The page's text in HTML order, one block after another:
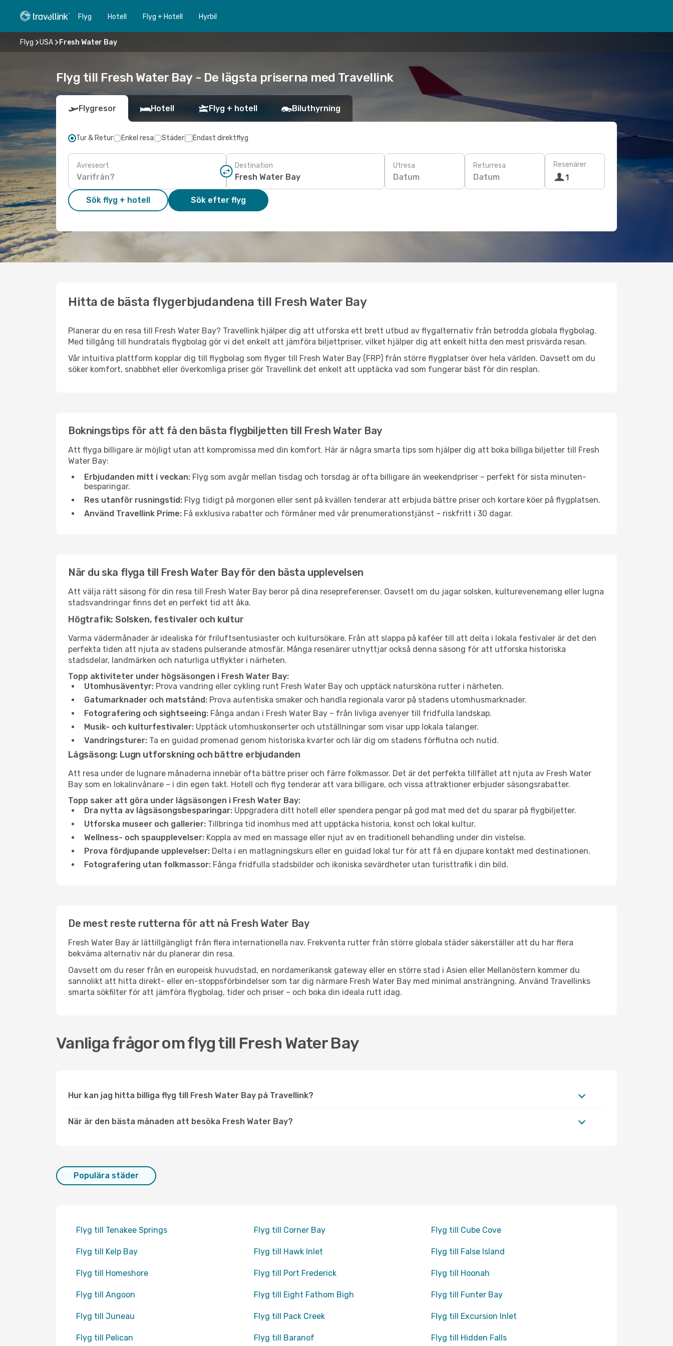
Flyg Hotell Flyg + Hotell Hyrbil
Flyg USA Fresh Water Bay
Flyg till Fresh Water Bay - De lägsta priserna med Travellink
Flygresor Hotell Flyg + hotell Biluthyrning
Tur & Retur Enkel resa Städer Endast direktflyg
Avreseort Destination Utresa
Datum
Returresa
Datum
Resenärer
1
Sök flyg + hotell Sök efter flyg
Hitta de bästa flygerbjudandena till Fresh Water Bay
Planerar du en resa till Fresh Water Bay? Travellink hjälper dig att utforska ett brett utbud av flygalternativ från betrodda globala flygbolag.
Med tillgång till hundratals flygbolag gör vi det enkelt att jämföra biljettpriser, vilket hjälper dig att enkelt hitta den mest prisvärda resan.
Vår intuitiva plattform kopplar dig till flygbolag som flyger till Fresh Water Bay (FRP) från större flygplatser över hela världen. Oavsett om du
söker komfort, snabbhet eller överkomliga priser gör Travellink det enkelt att upptäcka vad som fungerar bäst för din resplan.
Bokningstips för att få den bästa flygbiljetten till Fresh Water Bay
Att flyga billigare är möjligt utan att kompromissa med din komfort. Här är några smarta tips som hjälper dig att boka billiga biljetter till Fresh
Water Bay:
Erbjudanden mitt i veckan: Flyg som avgår mellan tisdag och torsdag är ofta billigare än weekendpriser – perfekt för sista minuten-
besparingar.
Res utanför rusningstid: Flyg tidigt på morgonen eller sent på kvällen tenderar att erbjuda bättre priser och kortare köer på flygplatsen.
Använd Travellink Prime: Få exklusiva rabatter och förmåner med vår prenumerationstjänst – riskfritt i 30 dagar.
När du ska flyga till Fresh Water Bay för den bästa upplevelsen
Att välja rätt säsong för din resa till Fresh Water Bay beror på dina resepreferenser. Oavsett om du jagar solsken, kulturevenemang eller lugna
stadsvandringar finns det en perfekt tid att åka.
Högtrafik: Solsken, festivaler och kultur
Varma vädermånader är idealiska för friluftsentusiaster och kultursökare. Från att slappa på kaféer till att delta i lokala festivaler är det den
perfekta tiden att njuta av stadens pulserande atmosfär. Många resenärer utnyttjar också denna säsong för att utforska historiska
stadsdelar, landmärken och naturliga utflykter i närheten.
Topp aktiviteter under högsäsongen i Fresh Water Bay:
Utomhusäventyr: Prova vandring eller cykling runt Fresh Water Bay och upptäck natursköna rutter i närheten.
Gatumarknader och matstånd: Prova autentiska smaker och handla regionala varor på stadens utomhusmarknader.
Fotografering och sightseeing: Fånga andan i Fresh Water Bay – från livliga avenyer till fridfulla landskap.
Musik- och kulturfestivaler: Upptäck utomhuskonserter och utställningar som visar upp lokala talanger.
Vandringsturer: Ta en guidad promenad genom historiska kvarter och lär dig om stadens förflutna och nutid.
Lågsäsong: Lugn utforskning och bättre erbjudanden
Att resa under de lugnare månaderna innebär ofta bättre priser och färre folkmassor. Det är det perfekta tillfället att njuta av Fresh Water
Bay som en lokalinvånare – i din egen takt. Hotell och flyg tenderar att vara billigare, och vissa attraktioner erbjuder säsongsrabatter.
Topp saker att göra under lågsäsongen i Fresh Water Bay:
Dra nytta av lågsäsongsbesparingar: Uppgradera ditt hotell eller spendera pengar på god mat med det du sparar på flygbiljetter.
Utforska museer och gallerier: Tillbringa tid inomhus med att upptäcka historia, konst och lokal kultur.
Wellness- och spaupplevelser: Koppla av med en massage eller njut av en traditionell behandling under din vistelse.
Prova fördjupande upplevelser: Delta i en matlagningskurs eller en guidad lokal tur för att få en djupare kontakt med destinationen.
Fotografering utan folkmassor: Fånga fridfulla stadsbilder och ikoniska sevärdheter utan turisttrafik i din bild.
De mest reste rutterna för att nå Fresh Water Bay
Fresh Water Bay är lättillgängligt från flera internationella nav. Frekventa rutter från större globala städer säkerställer att du har flera
bekväma alternativ när du planerar din resa.
Oavsett om du reser från en europeisk huvudstad, en nordamerikansk gateway eller en större stad i Asien eller Mellanöstern kommer du
sannolikt att hitta direkt- eller en-stoppsförbindelser som tar dig närmare Fresh Water Bay med minimal ansträngning. Använd Travellinks
smarta sökfilter för att jämföra flygbolag, tider och priser – och boka din ideala rutt idag.
Vanliga frågor om flyg till Fresh Water Bay
Hur kan jag hitta billiga flyg till Fresh Water Bay på Travellink?
När är den bästa månaden att besöka Fresh Water Bay?
Populära städer
Flyg till Tenakee Springs Flyg till Corner Bay Flyg till Cube Cove
Flyg till Kelp Bay Flyg till Hawk Inlet Flyg till False Island
Flyg till Homeshore Flyg till Port Frederick Flyg till Hoonah
Flyg till Angoon Flyg till Eight Fathom Bigh Flyg till Funter Bay
Flyg till Juneau Flyg till Pack Creek Flyg till Excursion Inlet
Flyg till Pelican Flyg till Baranof Flyg till Hidden Falls